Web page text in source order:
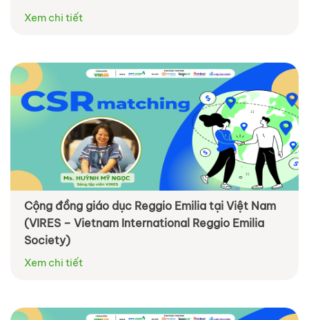
Xem chi tiết
Cộng đồng giáo dục Reggio Emilia tại Việt Nam
(VIRES – Vietnam International Reggio Emilia
Society)
Xem chi tiết